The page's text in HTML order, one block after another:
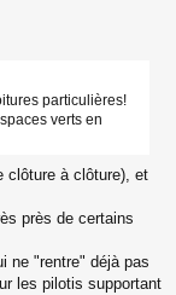
particulières!
verts en
clôture à clôture), et
près de certains
ne "rentre" déjà pas
les pilotis supportant